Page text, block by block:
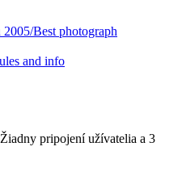
Best photograph
and info
pripojení užívatelia a 3